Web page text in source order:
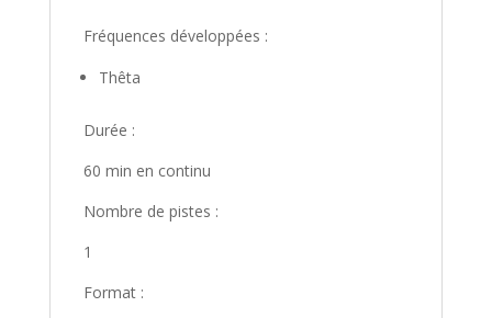
Fréquences développées :
Thêta
Durée :
60 min en continu
Nombre de pistes :
1
Format :